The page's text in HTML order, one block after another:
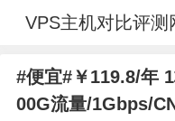
VPS主机对比评测
#便宜#￥119.8/年
00G流量/1Gbps/